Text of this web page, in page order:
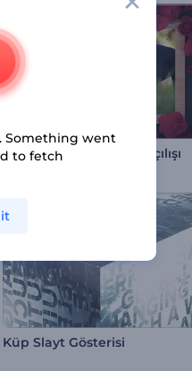
Aşk Fotoğraf Çerçeve Açılışı
Küp Slayt Gösterisi
Something went
to fetch